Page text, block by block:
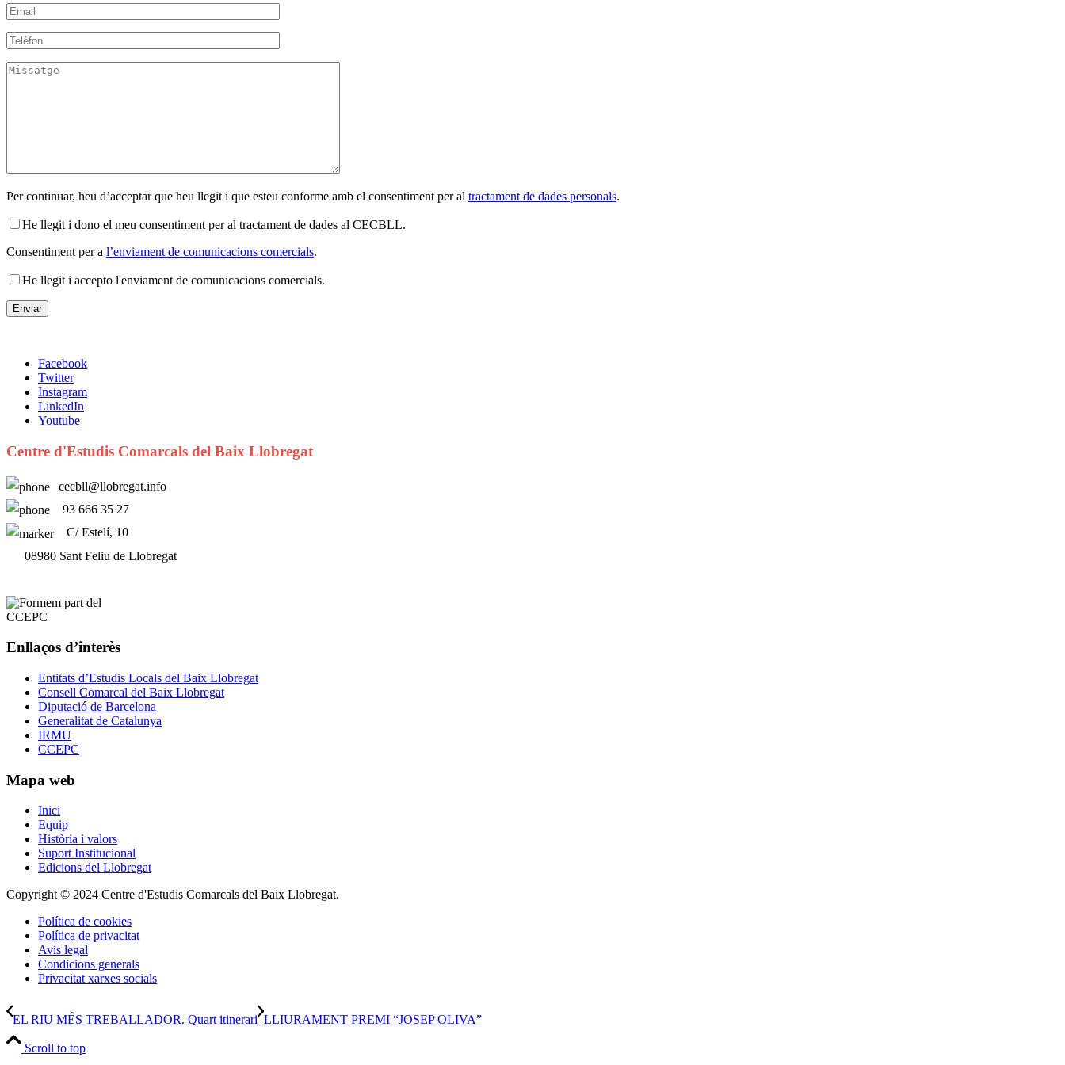
Per continuar, heu d’acceptar que heu llegit i que esteu conforme amb el consentiment per al tractament de dades personals.
He llegit i dono el meu consentiment per al tractament de dades al CECBLL.
Consentiment per a l’enviament de comunicacions comercials.
He llegit i accepto l'enviament de comunicacions comercials.
Facebook
Twitter
Instagram
LinkedIn
Youtube
Centre d'Estudis Comarcals del Baix Llobregat
cecbll@llobregat.info
93 666 35 27
C/ Estelí, 10
08980 Sant Feliu de Llobregat
Enllaços d’interès
Entitats d’Estudis Locals del Baix Llobregat
Consell Comarcal del Baix Llobregat
Diputació de Barcelona
Generalitat de Catalunya
IRMU
CCEPC
Mapa web
Inici
Equip
Història i valors
Suport Institucional
Edicions del Llobregat
Copyright © 2024 Centre d'Estudis Comarcals del Baix Llobregat.
Política de cookies
Política de privacitat
Avís legal
Condicions generals
Privacitat xarxes socials
EL RIU MÉS TREBALLADOR. Quart itinerari LLIURAMENT PREMI “JOSEP OLIVA”
Scroll to top